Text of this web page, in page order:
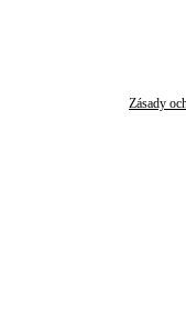
Zásady